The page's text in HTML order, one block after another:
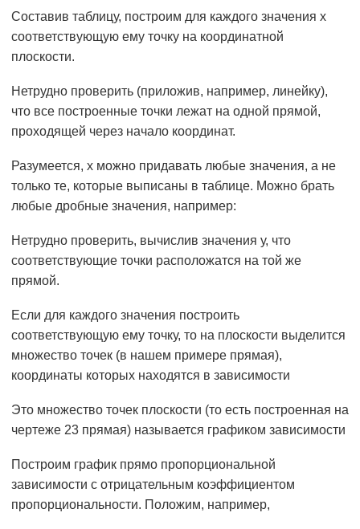
Составив таблицу, построим для каждого значения х
соответствующую ему точку на координатной
плоскости.
Нетрудно проверить (приложив, например, линейку),
что все построенные точки лежат на одной прямой,
проходящей через начало координат.
Разумеется, х можно придавать любые значения, а не
только те, которые выписаны в таблице. Можно брать
любые дробные значения, например:
Нетрудно проверить, вычислив значения у, что
соответствующие точки расположатся на той же
прямой.
Если для каждого значения построить
соответствующую ему точку, то на плоскости выделится
множество точек (в нашем примере прямая),
координаты которых находятся в зависимости
Это множество точек плоскости (то есть построенная на
чертеже 23 прямая) называется графиком зависимости
Построим график прямо пропорциональной
зависимости с отрицательным коэффициентом
пропорциональности. Положим, например,